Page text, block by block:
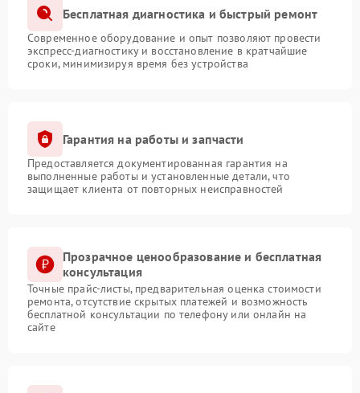
Бесплатная диагностика и быстрый ремонт
Современное оборудование и опыт позволяют провести
экспресс-диагностику и восстановление в кратчайшие
сроки, минимизируя время без устройства
Гарантия на работы и запчасти
Предоставляется документированная гарантия на
выполненные работы и установленные детали, что
защищает клиента от повторных неисправностей
Прозрачное ценообразование и бесплатная
консультация
Точные прайс-листы, предварительная оценка стоимости
ремонта, отсутствие скрытых платежей и возможность
бесплатной консультации по телефону или онлайн на
сайте